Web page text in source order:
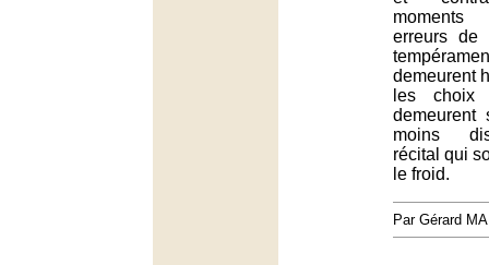
erreurs de
demeurent
les choix
demeurent
moins
récital qui
le froid.
Par Gérard